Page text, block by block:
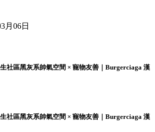
月06日
社區黑灰系帥氣空間 × 寵物友善｜Burgerciaga 漢
社區黑灰系帥氣空間 × 寵物友善｜Burgerciaga 漢